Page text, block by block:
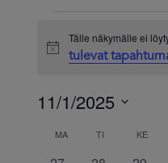
Tapahtumat
Notice
Tälle näkymälle ei
tulevat
11/1/2025
päivä.
Kalenteri
MAMAANANTAI
TI KE